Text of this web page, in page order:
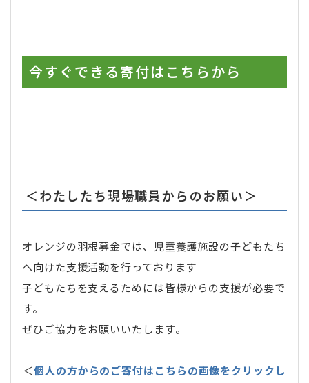
今すぐできる寄付はこちらから
＜わたしたち現場職員からのお願い＞
オレンジの羽根募金では、児童養護施設の子どもたち
へ向けた支援活動を行っております
子どもたちを支えるためには皆様からの支援が必要で
す。
ぜひご協力をお願いいたします。
＜個人の方からのご寄付はこちらの画像をクリックし